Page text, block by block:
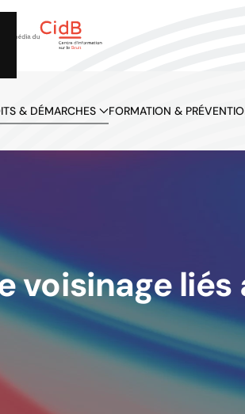
& DÉMARCHES FORMATION &
voisinage